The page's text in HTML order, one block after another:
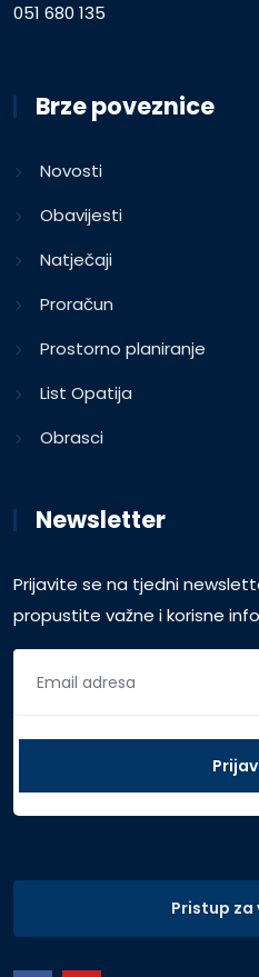
051 680 135
Brze poveznice
Novosti
Obavijesti
Natječaji
Proračun
Prostorno planiranje
List Opatija
Obrasci
Newsletter
Prijavite se na tjedni
propustite važne i korisne
Pristup za